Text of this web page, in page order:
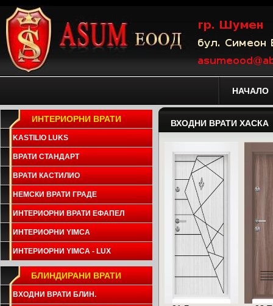
НАЧАЛО
ИНТЕРИОРНИ ВРАТИ
KASTILIO LUKS
ВРАТИ СТАНДАРТ
ВРАТИ КАСТИЛИО
НЕМСКИ ВРАТИ ГРАДЕ
ИНТЕРИОРНИ ВРАТИ ЕФАПЕЛ
ИНТЕРИОРНИ YIMCA
ИНТЕРИОРНИ YIMCA - LUX
БЛИНДИРАНИ ВРАТИ
ВХОДНИ ВРАТИ БЛИН.
ВХОДНИ ВРАТИ ХАСКА